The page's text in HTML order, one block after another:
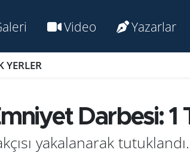
Video Yazarlar
YERLER
Dar­be­si:
ya­ka­la­na­rak tu­tuk­lan­dı.